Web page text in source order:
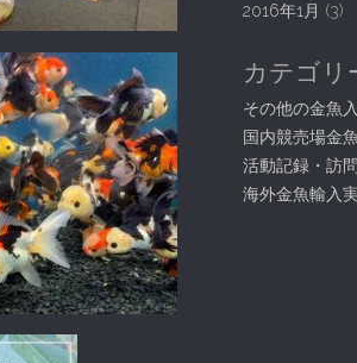
2016年1月 (3)
カテゴリ
その他の金魚
国内競売場金
活動記録・訪
海外金魚輸入